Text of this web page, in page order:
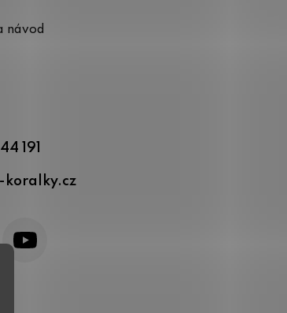
návod
koralky.cz
191